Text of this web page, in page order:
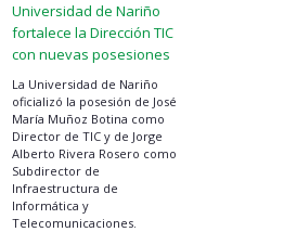
Universidad de Nariño
fortalece la Dirección TIC
con nuevas posesiones
La Universidad de Nariño
oficializó la posesión de José
María Muñoz Botina como
Director de TIC y de Jorge
Alberto Rivera Rosero como
Subdirector de
Infraestructura de
Informática y
Telecomunicaciones.